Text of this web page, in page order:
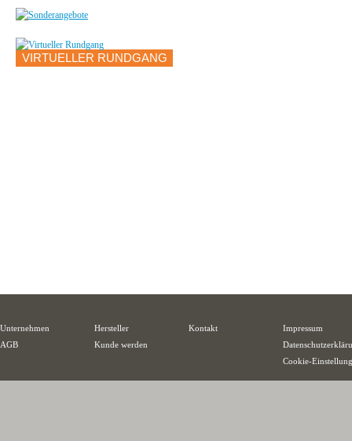
VIRTUELLER RUNDGANG
Unternehmen
AGB
Hersteller
Kunde werden
Kontakt
Impressum
Cookie-